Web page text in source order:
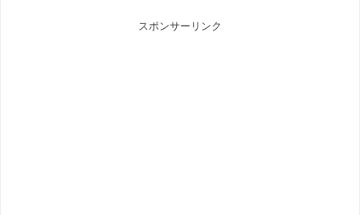
スポンサーリンク